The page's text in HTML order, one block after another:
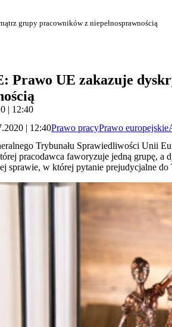
grupy pracowników z niepełnosprawnością
Prawo UE zakazuje
| 12:40
| 12:40Prawo pracyPrawo europejskie
Trybunału Sprawiedliwości Unii
pracodawca faworyzuje jedną grupę,
sprawie, w której pytanie prejudycjalne